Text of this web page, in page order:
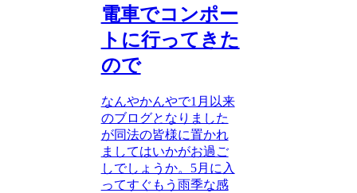
電車でコンポー
トに行ってきた
ので
なんやかんやで1月以来
のブログとなりました
が同法の皆様に置かれ
ましてはいかがお過ご
しでしょうか。5月に入
ってすぐもう雨季な感